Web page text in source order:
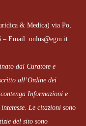
& Medica) via Po,
– Email: onlus@egm.it
dal Curatore e
all’Ordine dei
contenga Informazioni e
Le citazioni sono
del sito sono